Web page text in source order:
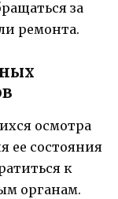
за
ремонта.
осмотра
ее состояния
к
органам.